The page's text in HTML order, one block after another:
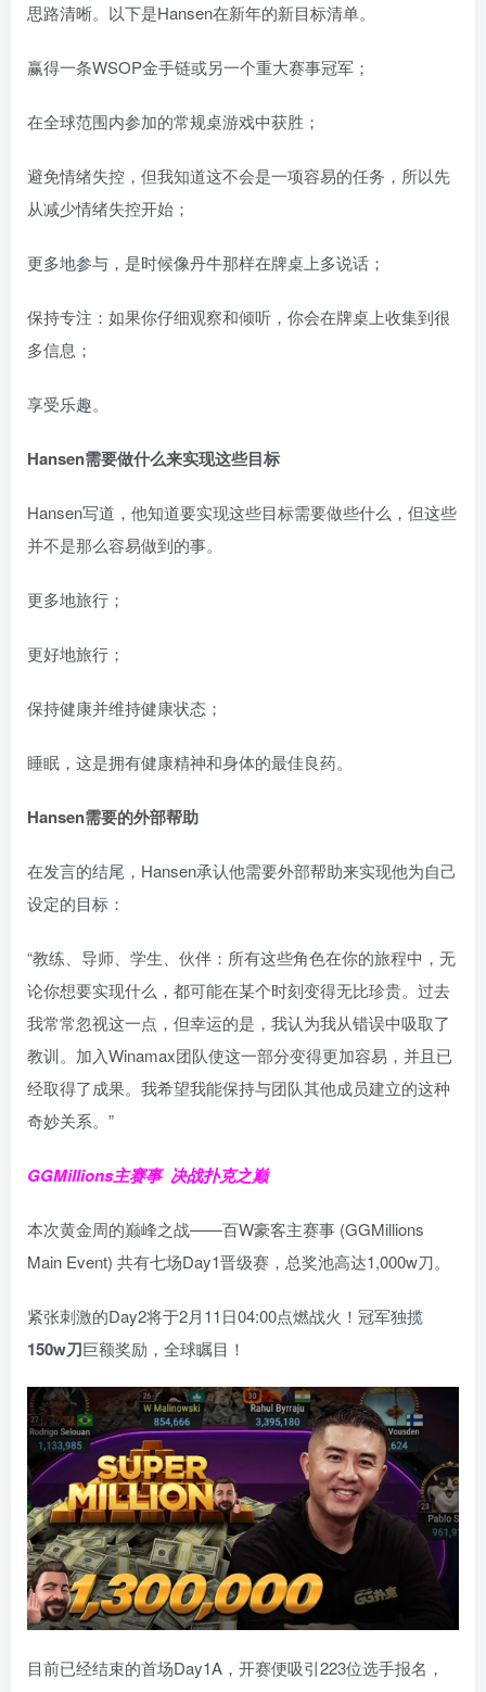
思路清晰。以下是Hansen在新年的新目标清单。
赢得一条WSOP金手链或另一个重大赛事冠军；
在全球范围内参加的常规桌游戏中获胜；
避免情绪失控，但我知道这不会是一项容易的任务，所以先
从减少情绪失控开始；
更多地参与，是时候像丹牛那样在牌桌上多说话；
保持专注：如果你仔细观察和倾听，你会在牌桌上收集到很
多信息；
享受乐趣。
Hansen需要做什么来实现这些目标
Hansen写道，他知道要实现这些目标需要做些什么，但这些
并不是那么容易做到的事。
更多地旅行；
更好地旅行；
保持健康并维持健康状态；
睡眠，这是拥有健康精神和身体的最佳良药。
Hansen需要的外部帮助
在发言的结尾，Hansen承认他需要外部帮助来实现他为自己
设定的目标：
“教练、导师、学生、伙伴：所有这些角色在你的旅程中，无
论你想要实现什么，都可能在某个时刻变得无比珍贵。过去
我常常忽视这一点，但幸运的是，我认为我从错误中吸取了
教训。加入Winamax团队使这一部分变得更加容易，并且已
经取得了成果。我希望我能保持与团队其他成员建立的这种
奇妙关系。”
GGMillions主赛事 决战扑克之巅
本次黄金周的巅峰之战——百W豪客主赛事 (GGMillions
Main Event) 共有七场Day1晋级赛，总奖池高达1,000w刀。
紧张刺激的Day2将于2月11日04:00点燃战火！冠军独揽
150w刀巨额奖励，全球瞩目！
目前已经结束的首场Day1A，开赛便吸引223位选手报名，